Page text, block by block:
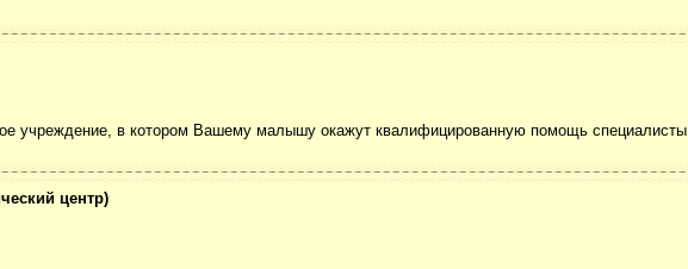
учреждение, в котором Вашему малышу окажут квалифицированную помощь специалисты
центр)